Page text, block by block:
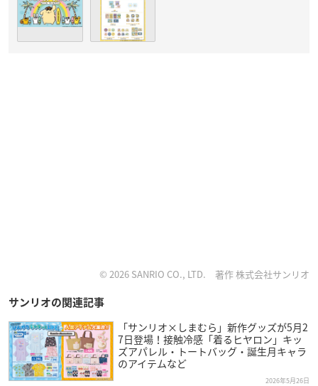
© 2026 SANRIO CO., LTD. 著作 株式会社サンリオ
サンリオの関連記事
「サンリオ×しまむら」新作グッズが5月2
7日登場！接触冷感「着るヒヤロン」キッ
ズアパレル・トートバッグ・誕生月キャラ
のアイテムなど
2026年5月26日